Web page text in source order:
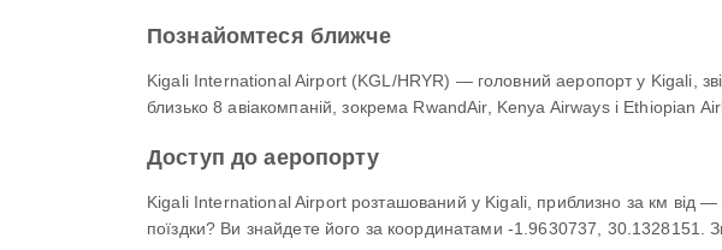
Познайомтеся ближче
Kigali International Airport (KGL/HRYR) — головний аеропорт у Kigali,
близько 8 авіакомпаній, зокрема RwandAir, Kenya Airways і Ethiopian
Доступ до аеропорту
Kigali International Airport розташований у Kigali, приблизно за км від
поїздки? Ви знайдете його за координатами -1.9630737, 30.1328151.